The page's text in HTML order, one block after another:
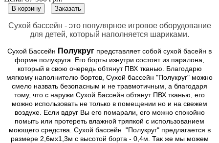
В корзину Заказать
Сухой бассейн - это популярное игровое оборудование
для детей, который наполняется шариками.
Сухой Бассейн Полукруг представляет собой сухой басейн в
форме полукруга. Его борты изнутри состоят из паралона,
который в свою очередь обтянут ПВХ тканью. Благодарю
мягкому наполнителю бортов, Сухой бассейн "Полукруг" можно
смело назвать безопасным и не травмотичным, а благодаря
тому, что с наружи Сухой Бассейн обтянут ПВХ тканью, его
можно использовать не только в помещении но и на свежем
воздухе. Если вдруг Вы его помарали, его можно спокойно
помыть или протереть влажной тряпкой с использованием
моющего средства. Сухой бассейн "Полукруг" предлагается в
размере 2,6мх1,3м с высотой борта - 0,4м. Так же мы можем